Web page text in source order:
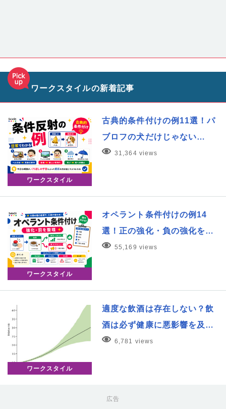
ワークスタイルの新着記事
ワークスタイル
古典的条件付けの例11選！パ
ブロフの犬だけじゃない…
31,364 views
ワークスタイル
オペラント条件付けの例14
選！正の強化・負の強化を…
55,169 views
ワークスタイル
適度な飲酒は存在しない？飲
酒は必ず健康に悪影響を及…
6,781 views
広告